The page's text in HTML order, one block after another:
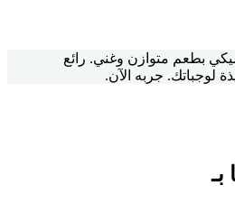
بطعم متوازن وغني. رائع
لوجباتك. جربه الآن.